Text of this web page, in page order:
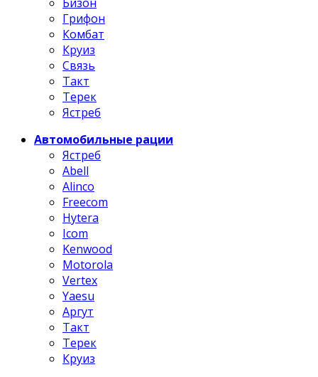
Грифон
Комбат
Круиз
Связь
Такт
Терек
Ястреб
Автомобильные рации
Ястреб
Abell
Alinco
Freecom
Hytera
Icom
Kenwood
Motorola
Vertex
Yaesu
Аргут
Такт
Терек
Круиз